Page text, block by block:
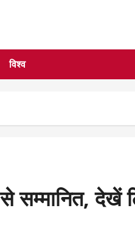
विश्व
सम्मानित, देखें